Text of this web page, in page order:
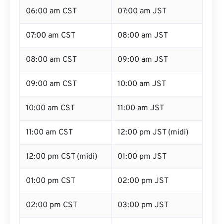
06:00 am CST 07:00 am JST
07:00 am CST 08:00 am JST
08:00 am CST 09:00 am JST
09:00 am CST 10:00 am JST
10:00 am CST 11:00 am JST
11:00 am CST 12:00 pm JST (midi)
12:00 pm CST (midi) 01:00 pm JST
01:00 pm CST 02:00 pm JST
02:00 pm CST 03:00 pm JST